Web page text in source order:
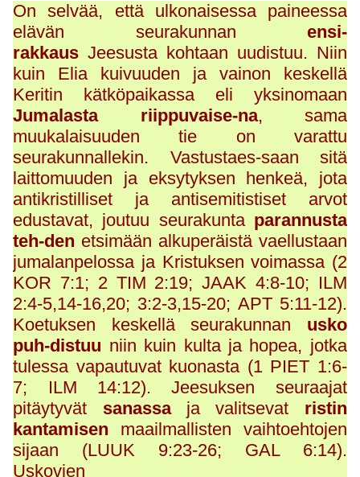
On selvää, että ulkonaisessa paineessa
elävän seurakunnan ensi-
rakkaus Jeesusta kohtaan uudistuu. Niin
kuin Elia kuivuuden ja vainon keskellä
Keritin kätköpaikassa eli yksinomaan
Jumalasta riippuvaise-na, sama
muukalaisuuden tie on varattu
seurakunnallekin. Vastustaes-saan sitä
laittomuuden ja eksytyksen henkeä, jota
antikristilliset ja antisemitistiset arvot
edustavat, joutuu seurakunta parannusta
teh-den etsimään alkuperäistä vaellustaan
jumalanpelossa ja Kristuksen voimassa (2
KOR 7:1; 2 TIM 2:19; JAAK 4:8-10; ILM
2:4-5,14-16,20; 3:2-3,15-20; APT 5:11-12).
Koetuksen keskellä seurakunnan usko
puh-distuu niin kuin kulta ja hopea, jotka
tulessa vapautuvat kuonasta (1 PIET 1:6-
7; ILM 14:12). Jeesuksen seuraajat
pitäytyvät sanassaja valitsevat ristin
kantamisen maailmallisten vaihtoehtojen
sijaan (LUUK 9:23-26; GAL 6:14).
Uskovien